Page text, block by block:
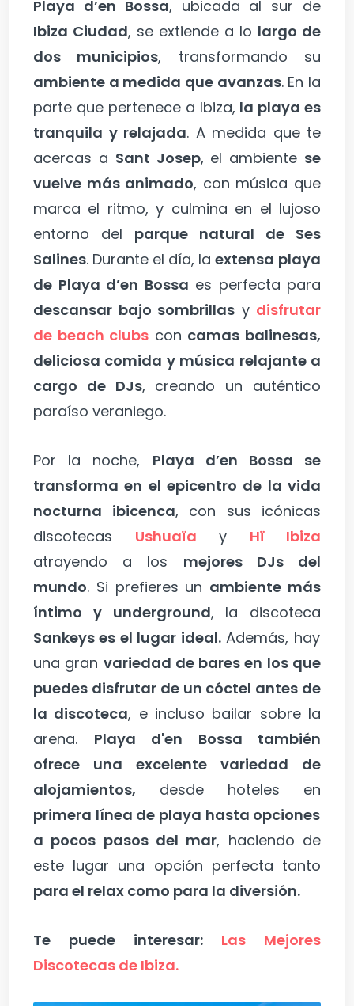
Playa d’en Bossa, ubicada al sur de
Ibiza Ciudad, se extiende a lo largo de
dos municipios, transformando su
ambiente a medida que avanzas. En la
parte que pertenece a Ibiza, la playa es
tranquila y relajada. A medida que te
acercas a Sant Josep, el ambiente se
vuelve más animado, con música que
marca el ritmo, y culmina en el lujoso
entorno del parque natural de Ses
Salines. Durante el día, la extensa playa
de Playa d’en Bossa es perfecta para
descansar bajo sombrillas y disfrutar
de beach clubs con camas balinesas,
deliciosa comida y música relajante a
cargo de DJs, creando un auténtico
paraíso veraniego.
Por la noche, Playa d’en Bossa se
transforma en el epicentro de la vida
nocturna ibicenca, con sus icónicas
discotecas Ushuaïa y Hï Ibiza
atrayendo a los mejores DJs del
mundo. Si prefieres un ambiente más
íntimo y underground, la discoteca
Sankeys es el lugar ideal.Además, hay
una gran variedad de bares en los que
puedes disfrutar de un cóctel antes de
la discoteca, e incluso bailar sobre la
arena. Playa d'en Bossa también
ofrece una excelente variedad de
alojamientos, desde hoteles en
primera línea de playa hasta opciones
a pocos pasos del mar, haciendo de
este lugar una opción perfecta tanto
para el relax como para la diversión.
Te puede interesar: Las Mejores
Discotecas de Ibiza.